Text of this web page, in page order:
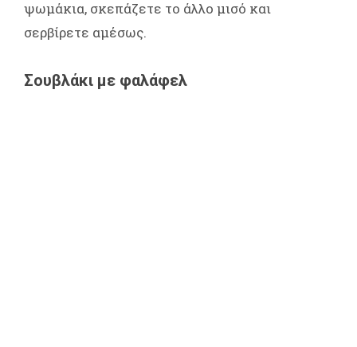
ψωμάκια, σκεπάζετε το άλλο μισό και
σερβίρετε αμέσως.
Σουβλάκι με φαλάφελ